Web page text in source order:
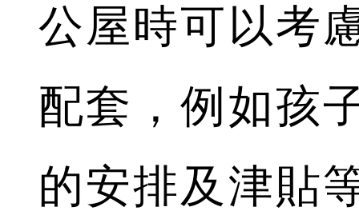
公屋時可以考
配套，例如孩
的安排及津貼